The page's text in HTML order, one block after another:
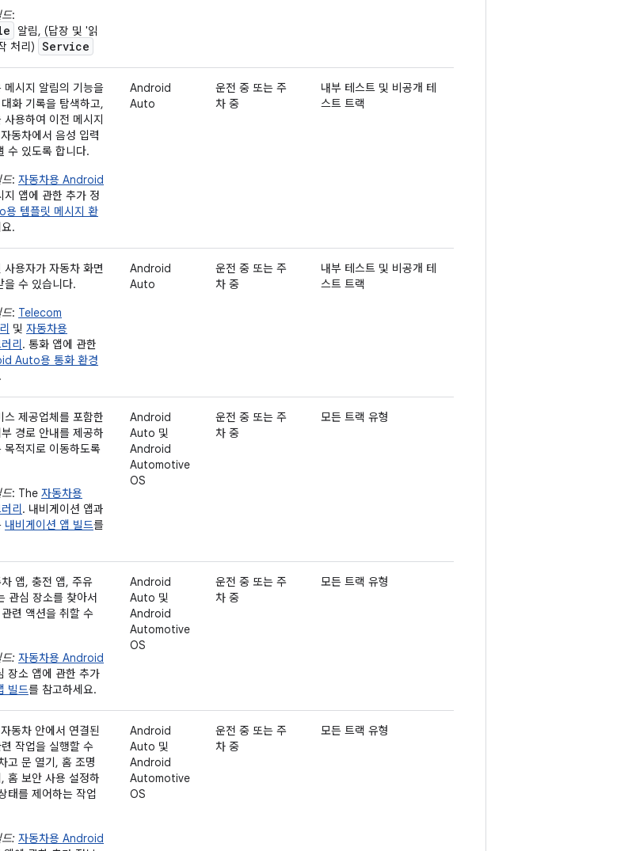
:
알림, (답장 및 '읽
처리) Service
메시지 알림의 기능을
화 기록을 탐색하고,
용하여 이전 메시지
동차에서 음성 입력
수 있도록 합니다.
: 자동차용 Android
지 앱에 관한 추가 정
템플릿 메시지 환
.
Android
Auto
운전 중 또는 주
차 중
내부 테스트 및 비공개 테
스트 트랙
용자가 자동차 화면
을 수 있습니다.
: Telecom
및 자동차용
리. 통화 앱에 관한
Auto용 통화 환경
Android
Auto
운전 중 또는 주
차 중
내부 테스트 및 비공개 테
스트 트랙
제공업체를 포함한
경로 안내를 제공하
목적지로 이동하도록
: The 자동차용
리. 내비게이션 앱과
내비게이션 앱 빌드를
Android
Auto 및
Android
Automotive
OS
운전 중 또는 주
차 중
모든 트랙 유형
앱, 충전 앱, 주유
관심 장소를 찾아서
련 액션을 취할 수
: 자동차용 Android
장소 앱에 관한 추가
빌드를 참고하세요.
Android
Auto 및
Android
Automotive
OS
운전 중 또는 주
차 중
모든 트랙 유형
동차 안에서 연결된
작업을 실행할 수
고 문 열기, 홈 조명
홈 보안 사용 설정하
태를 제어하는 작업
: 자동차용 Android
Android
Auto 및
Android
Automotive
OS
운전 중 또는 주
차 중
모든 트랙 유형